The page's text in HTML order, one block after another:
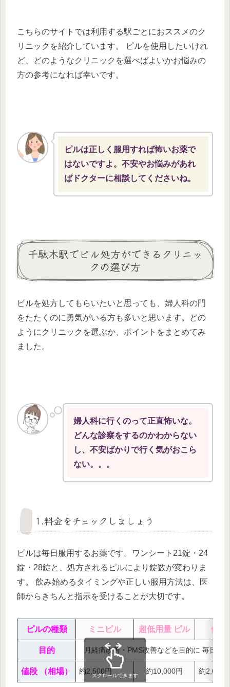
こちらのサイトでは利用する駅ごとにおススメのク
リニックを紹介しています。 ピルを使用したいけれ
ど、どのようなクリニックを選べばよいかお悩みの
方の参考になれば幸いです。
ピルは正しく服用すれば怖いお薬で
はないですよ。不安やお悩みがあれ
ばドクターに相談してくださいね。
千駄木駅でピル処方ができるクリニッ
クの選び方
ピルを処方してもらいたいと思っても、婦人科の門
をたたくのに勇気がいる方も多いと思います。どの
ようにクリニックを選ぶか、ポイントをまとめてみ
ました。
婦人科に行くのって正直怖いな。
どんな診察をするのかわからない
し、不安ばかりで行く気がおこら
ない。。。
1.料金をチェックしましょう
ピルは毎日服用するお薬です。ワンシート21錠・24
錠・28錠と、処方されるピルにより錠数が変わりま
す。 飲み始めるタイミングや正しい服用方法は、医
師からきちんと指示を受けることが大切です。
ピルの種類 ミニピル 超低用量 ピル 低用
目的 月経痛改善・PMS改善などを目的に 毎日服
値段 （相場） 約2,500円 約10,000円 約2,000
スクロールできます